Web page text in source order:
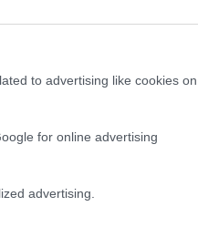
to advertising like cookies on
for online advertising
advertising.